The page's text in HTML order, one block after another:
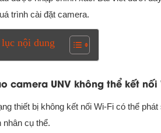
trình cài đặt camera.
nội dung
camera UNV không thể kết nối
thiết bị không kết nối Wi-Fi có thể
nhân cụ thể.